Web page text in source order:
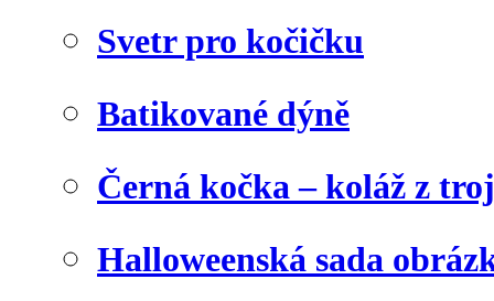
Svetr pro kočičku
Batikované dýně
Černá kočka – koláž z
Halloweenská sada